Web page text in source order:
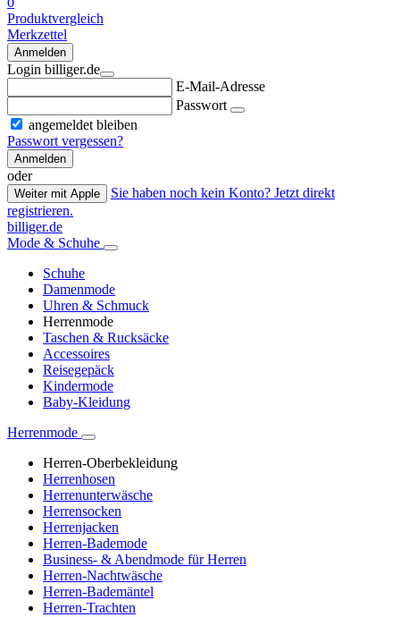
Produktvergleich
Merkzettel
Anmelden
Login billiger.de
E-Mail-Adresse
Passwort
angemeldet bleiben
Passwort vergessen?
Anmelden
oder
Weiter mit Apple
Sie haben noch kein Konto? Jetzt direkt
registrieren.
billiger.de
Mode & Schuhe
Schuhe
Damenmode
Uhren & Schmuck
Herrenmode
Taschen & Rucksäcke
Accessoires
Reisegepäck
Kindermode
Baby-Kleidung
Herrenmode
Herren-Oberbekleidung
Herrenhosen
Herrenunterwäsche
Herrensocken
Herrenjacken
Herren-Bademode
Business- & Abendmode für Herren
Herren-Nachtwäsche
Herren-Bademäntel
Herren-Trachten